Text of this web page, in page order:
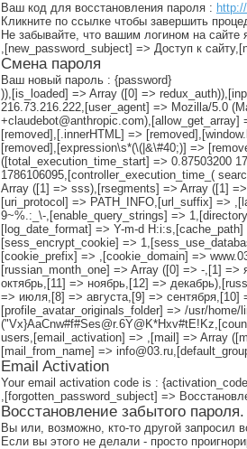
Ваш код для восстановления пароля :
Кликните по ссылке чтобы завершить
Не забывайте, что вашим логином на сайте
,[new_password_subject] => Доступ к
Смена пароля
Ваш новый пароль : {password}
)),[is_loaded] => Array ([0] =>
216.73.216.222,[user_agent] => Mozilla/5.0
[removed],[.innerHTML] =>
[removed],[expression\s*(\(|&\#40;)] =>
([total_execution_time_start] => 0.87503200
1786106095,[controller_execution_time_(
Array ([1] => sss),[rsegments] => Array ([1]
[uri_protocol] => PATH_INFO,[url_suffix] =>
9~%.:_\-,[enable_query_strings] =>
[log_date_format] => Y-m-d
[sess_encrypt_cookie] =>
[cookie_prefix] => ,[cookie_domain] =>
[russian_month_one] => Array ([0] => -,[1]
октябрь,[11] => ноябрь,[12] =>
=> июля,[8] => августа,[9] => сентября,[10]
[profile_avatar_originals_folder] => /usr/
users,[email_activation] => ,[mail] => Array
[mail_from_name] =>
Email Activation
Your email activation code is :
,[forgotten_password_subject] =>
Восстановление забытого пароля.
Вы или, возможно, кто-то другой запросил
Если вы этого не делали - просто